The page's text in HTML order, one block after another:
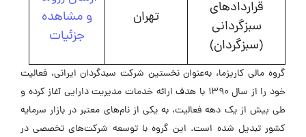
قراردادهای
سبزگردانی
(سبزگردان)
تهران
و مشاهده
جزئیات
گروه مالی کاریزما، به‌عنوان نخستین شرکت سبدگردان ایرانی، فعالیت
خود را از سال ۱۳۹۰ با هدف ارائه خدمات مدیریت دارایی آغاز کرده و
طی بیش از یک دهه فعالیت، به یکی از نام‌های معتبر در بازار سرمایه
کشور تبدیل شده است. این گروه با توسعه شرکت‌های تخصصی در